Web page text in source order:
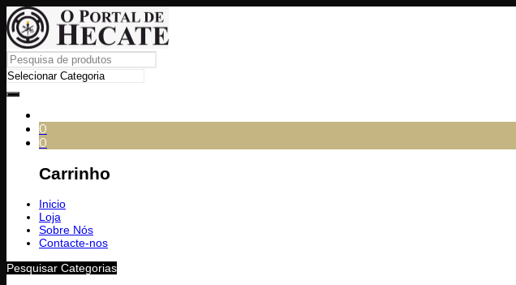
0
0
Carrinho
Inicio
Loja
Sobre Nós
Contacte-nos
Pesquisar Categorias